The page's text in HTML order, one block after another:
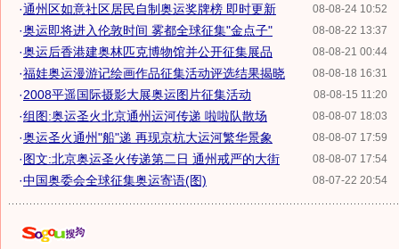
08-08-24 10:52
·通州区如意社区居民自制奥运奖牌榜 即时更新
08-08-22 13:37
·奥运即将进入伦敦时间 雾都全球征集"金点子"
08-08-21 00:44
·奥运后香港建奥林匹克博物馆并公开征集展品
08-08-18 16:31
·福娃奥运漫游记绘画作品征集活动评选结果揭晓
08-08-15 11:20
·2008平遥国际摄影大展奥运图片征集活动
08-08-07 18:03
·组图:奥运圣火北京通州运河传递 啦啦队散场
08-08-07 17:59
·奥运圣火通州"船"递 再现京杭大运河繁华景象
08-08-07 17:54
·图文:北京奥运圣火传递第二日 通州戒严的大街
08-07-22 20:54
·中国奥委会全球征集奥运寄语(图)